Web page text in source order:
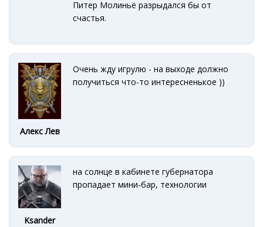
Питер Молиньё разрыдался бы от
счастья.
Алекс Лев
Очень жду игрулю - на выходе должно
получиться что-то интересненькое ))
Ksander
на солнце в кабинете губернатора
пропадает мини-бар, технологии